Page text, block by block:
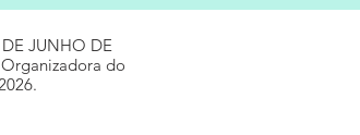
JUNHO DE
do